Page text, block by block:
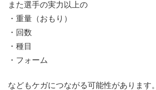
また選手の実力以上の
・重量（おもり）
・回数
・種目
・フォーム
などもケガにつながる可能性があります。